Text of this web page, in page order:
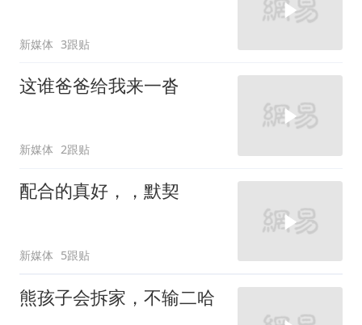
新媒体 3跟贴
这谁爸爸给我来一沓
新媒体 2跟贴
配合的真好，，默契
新媒体 5跟贴
熊孩子会拆家，不输二哈